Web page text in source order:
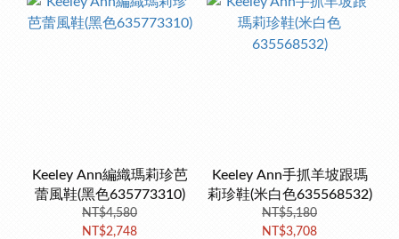
Keeley Ann編織瑪莉珍芭
蕾風鞋(黑色635773310)
NT$4,580
NT$2,748
Keeley Ann手抓羊坡跟瑪
莉珍鞋(米白色635568532)
NT$5,180
NT$3,708